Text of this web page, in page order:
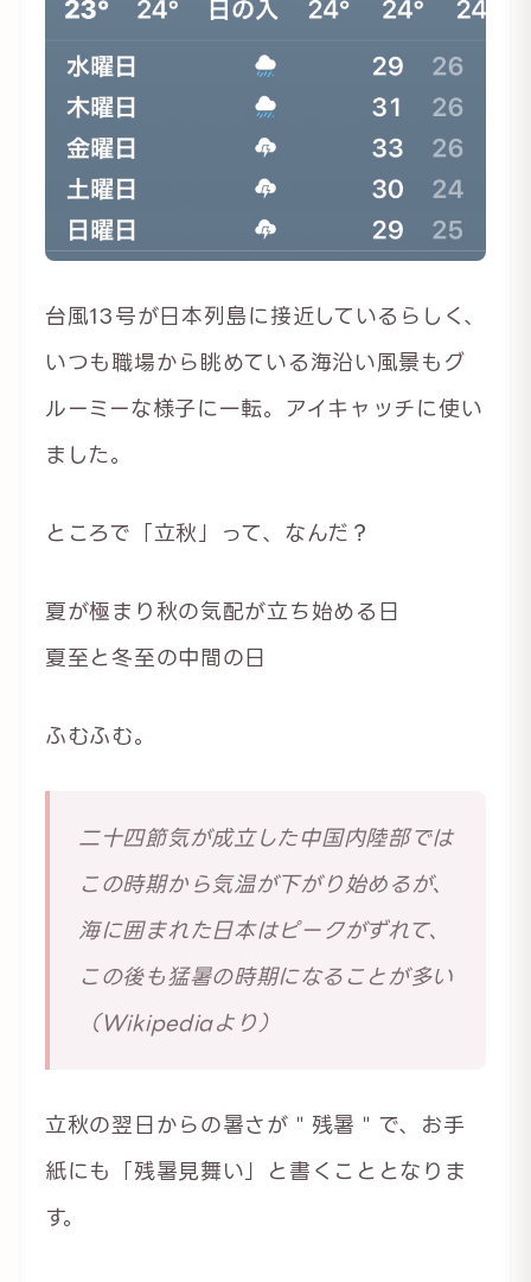
台風13号が日本列島に接近しているらしく、
いつも職場から眺めている海沿い風景もグ
ルーミーな様子に一転。アイキャッチに使い
ました。
ところで「立秋」って、なんだ？
夏が極まり秋の気配が立ち始める日
夏至と冬至の中間の日
ふむふむ。
二十四節気が成立した中国内陸部では
この時期から気温が下がり始めるが、
海に囲まれた日本はピークがずれて、
この後も猛暑の時期になることが多い
（Wikipediaより）
立秋の翌日からの暑さが＂残暑＂で、お手
紙にも「残暑見舞い」と書くこととなりま
す。